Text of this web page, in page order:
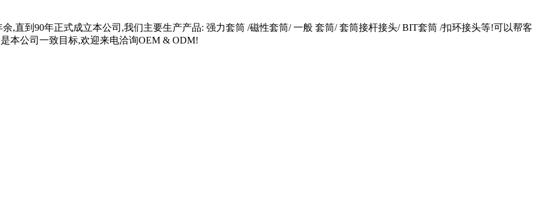
,直到90年正式成立本公司,我们主要生产产品: 强力套筒 /磁性套筒/ 一般 套筒/ 套筒接杆接头/ BIT套筒 /扣环接头等!可以帮客
本公司一致目标,欢迎来电洽询OEM & ODM!